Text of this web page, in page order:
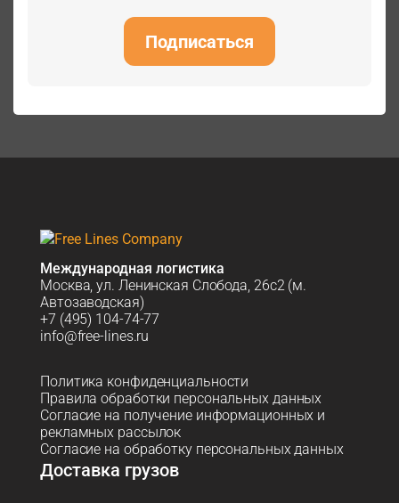
Подписаться
Международная логистика
Москва, ул. Ленинская Слобода, 26с2 (м.
Автозаводская)
+7 (495) 104-74-77
info@free-lines.ru
Политика конфиденциальности
Правила обработки персональных данных
Согласие на получение информационных и
рекламных рассылок
Согласие на обработку персональных данных
Доставка грузов